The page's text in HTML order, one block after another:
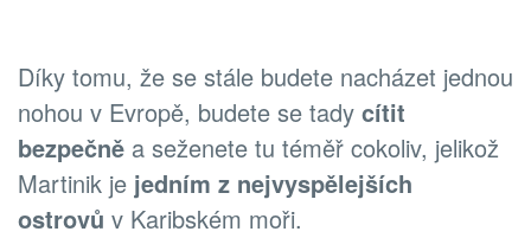
Díky tomu, že se stále budete nacházet jednou
nohou v Evropě, budete se tady cítit
bezpečně a seženete tu téměř cokoliv, jelikož
Martinik je jedním z nejvyspělejších
ostrovů v Karibském moři.